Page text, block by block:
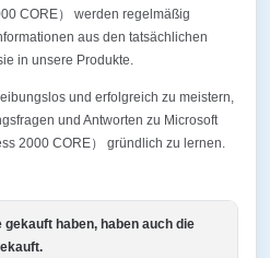
CORE） werden regelmäßig
aus den tatsächlichen
in unsere Produkte.
und erfolgreich zu meistern,
und Antworten zu Microsoft
2000 CORE） gründlich zu lernen.
haben, haben auch die